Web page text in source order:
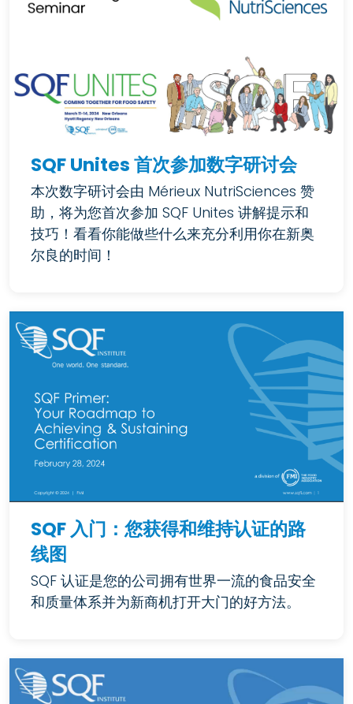
SQF Unites 首次参加数字研讨会
本次数字研讨会由 Mérieux NutriSciences 赞
助，将为您首次参加 SQF Unites 讲解提示和
技巧！看看你能做些什么来充分利用你在新奥
尔良的时间！
SQF 入门：您获得和维持认证的路
线图
SQF 认证是您的公司拥有世界一流的食品安全
和质量体系并为新商机打开大门的好方法。